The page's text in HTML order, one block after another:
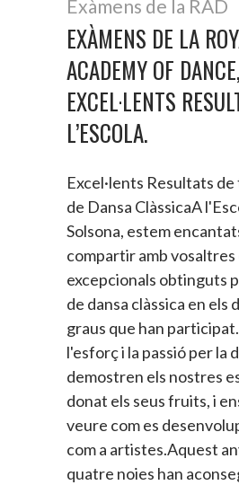
Exàmens de la RAD
EXÀMENS DE LA
ACADEMY OF DANCE,
EXCEL·LENTS
L’ESCOLA.
Excel·lents Resultats
de Dansa ClàssicaA
Solsona, estem
compartir amb
excepcionals obtinguts
de dansa clàssica en els
graus que han
l'esforç i la passió per la
demostren els nostres
donat els seus fruits, i
veure com es
com a artistes.Aquest
quatre noies han